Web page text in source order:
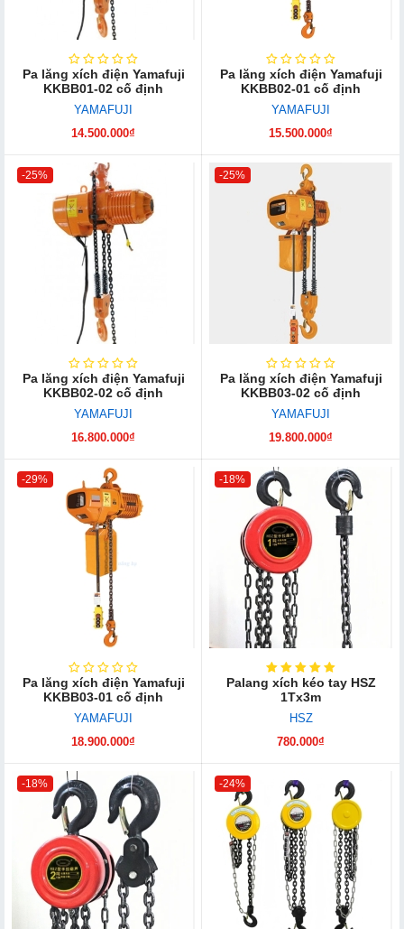
Pa lăng xích điện Yamafuji
KKBB01-02 cố định
YAMAFUJI
14.500.000₫
Pa lăng xích điện Yamafuji
KKBB02-01 cố định
YAMAFUJI
15.500.000₫
-25%
Pa lăng xích điện Yamafuji
KKBB02-02 cố định
YAMAFUJI
16.800.000₫
-25%
Pa lăng xích điện Yamafuji
KKBB03-02 cố định
YAMAFUJI
19.800.000₫
-29%
Pa lăng xích điện Yamafuji
KKBB03-01 cố định
YAMAFUJI
18.900.000₫
-18%
Palang xích kéo tay HSZ
1Tx3m
HSZ
780.000₫
-18% -24%